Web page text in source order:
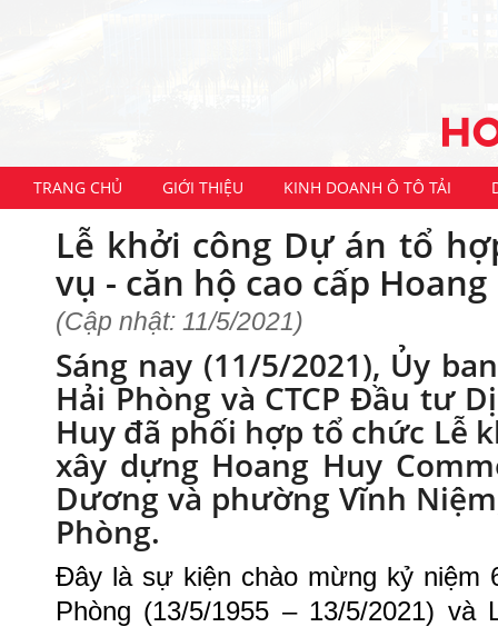
TRANG CHỦ GIỚI THIỆU KINH DOANH Ô TÔ TẢI
Lễ khởi công Dự án tổ
vụ - căn hộ cao cấp
(Cập nhật: 11/5/2021)
Sáng nay (11/5/2021), Ủy
Hải Phòng và CTCP Đầu tư
Huy đã phối hợp tổ chức Lễ
xây dựng Hoang Huy
Dương và phường Vĩnh
Phòng.
Đây là sự kiện chào mừng kỷ niệm
Phòng (13/5/1955 – 13/5/2021)